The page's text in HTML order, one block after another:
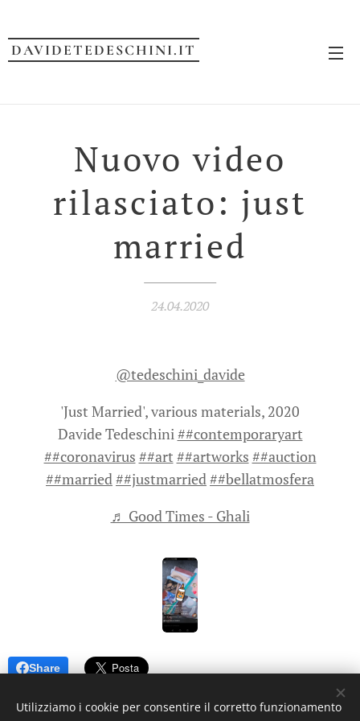
DAVIDETEDESCHINI.IT
Nuovo video
rilasciato: just
married
24.04.2020
@tedeschini_davide
'Just Married', various materials, 2020
Davide Tedeschini##contemporaryart
##coronavirus ##art ##artworks ##auction
##married##justmarried##bellatmosfera
♬ Good Times - Ghali
Share
Utilizziamo i cookie per consentire il corretto funzionamento